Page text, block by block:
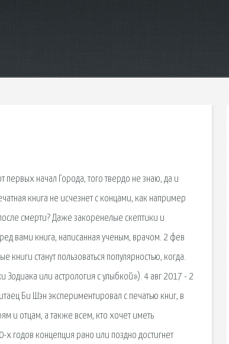
пер­вых начал Горо­да, того твер­до не знаю, да и
книга не исчезнет с концами, как например
смерти? Даже закоренелые скептики и
вами книга, написанная ученым, врачом. 2 фев
станут пользоваться популярностью, когда.
Зодиака или астрология с улыбкой»). 4 авг 2017 - 2
Би Шэн экспериментировал с печатью книг, в
и отцам, а также всем, кто хочет иметь
годов концепция рано или поздно достигнет